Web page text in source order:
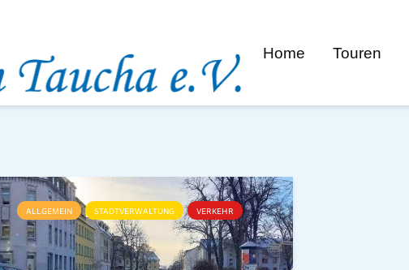
Home Touren
ALLGEMEIN STADTVERWALTUNG VERKEHR